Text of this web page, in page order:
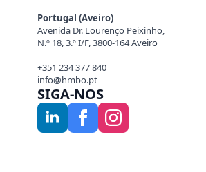
Portugal (Aveiro)
Avenida Dr. Lourenço Peixinho,
N.º 18, 3.º I/F, 3800-164 Aveiro
+351 234 377 840
info@hmbo.pt
SIGA-NOS